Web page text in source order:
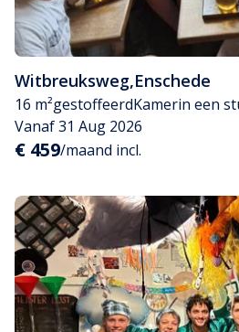
Witbreuksweg,Enschede
16 m²gestoffeerdKamerin een
Vanaf 31 Aug 2026
€ 459/maand incl.